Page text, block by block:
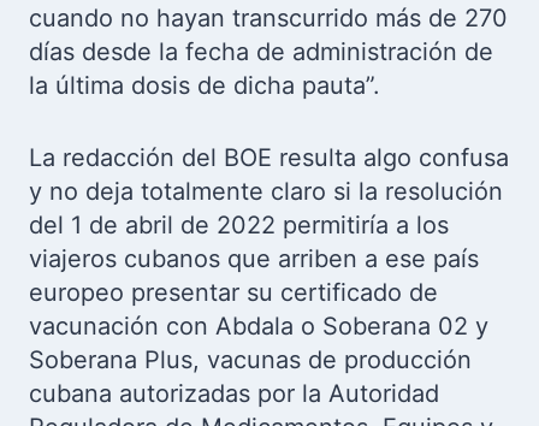
cuando no hayan transcurrido más de 270
días desde la fecha de administración de
la última dosis de dicha pauta”.
La redacción del BOE resulta algo confusa
y no deja totalmente claro si la resolución
del 1 de abril de 2022 permitiría a los
viajeros cubanos que arriben a ese país
europeo presentar su certificado de
vacunación con Abdala o Soberana 02 y
Soberana Plus, vacunas de producción
cubana autorizadas por la Autoridad